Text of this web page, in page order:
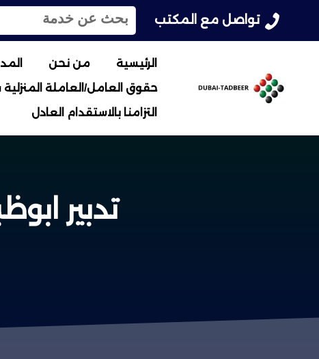
تواصل مع المكتب
ب
ح
ع
ن
:
الرئيسية من نحن
حقوق العامل/العاملة المنزلية
التزامنا بالاستقدام العادل
تدبير